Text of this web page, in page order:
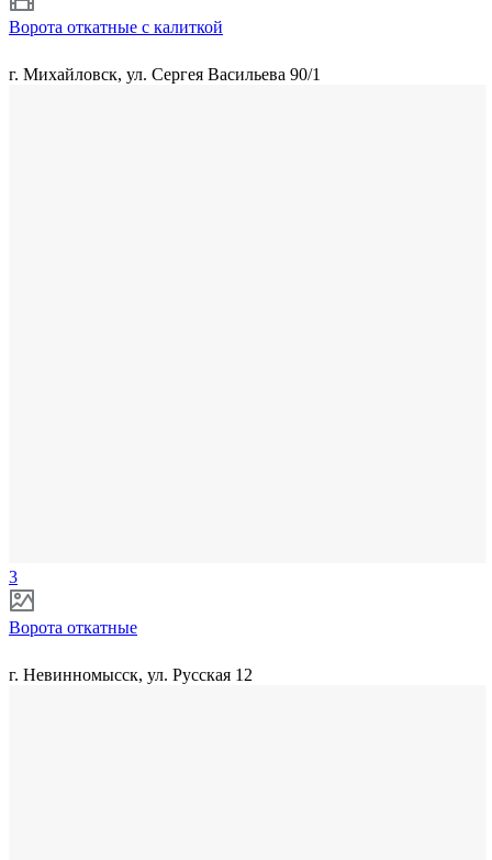
Ворота откатные с калиткой
г. Михайловск, ул. Сергея Васильева 90/1
3
Ворота откатные
г. Невинномысск, ул. Русская 12